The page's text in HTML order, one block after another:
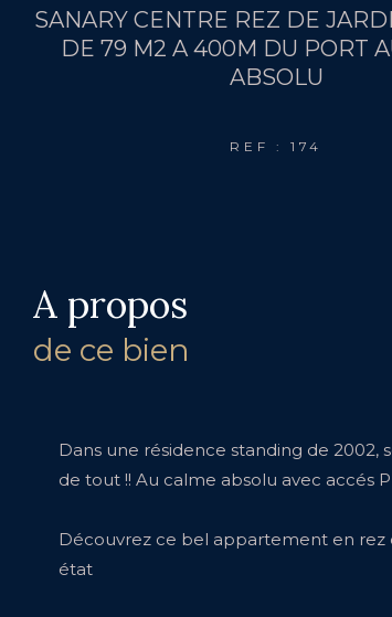
SANARY CENTRE REZ DE
DE 79 M2 A 400M DU PORT
ABSOLU
REF : 174
a propos
de ce bien
Dans une résidence standing de 2002,
de tout !! Au calme absolu avec accés
Découvrez ce bel appartement en rez
état